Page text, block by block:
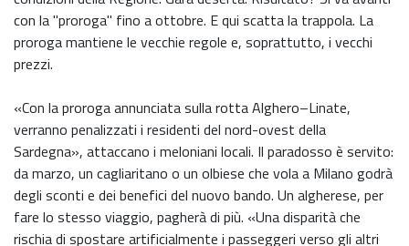
con la "proroga" fino a ottobre. E qui scatta la trappola. La
proroga mantiene le vecchie regole e, soprattutto, i vecchi
prezzi.
«Con la proroga annunciata sulla rotta Alghero–Linate,
verranno penalizzati i residenti del nord-ovest della
Sardegna», attaccano i meloniani locali. Il paradosso è servito:
da marzo, un cagliaritano o un olbiese che vola a Milano godrà
degli sconti e dei benefici del nuovo bando. Un algherese, per
fare lo stesso viaggio, pagherà di più. «Una disparità che
rischia di spostare artificialmente i passeggeri verso gli altri